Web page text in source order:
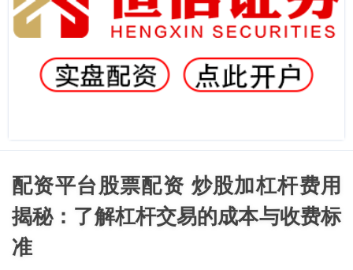
配资平台股票配资 炒股加杠杆费用
揭秘：了解杠杆交易的成本与收费标
准